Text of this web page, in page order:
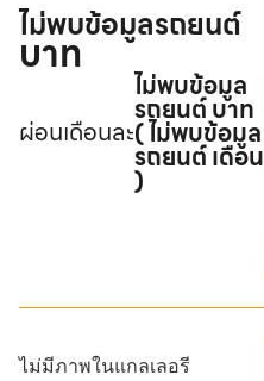
ไม่พบข้อมูลรถยนต์
บาท
ผ่อนเดือนละ
ไม่พบข้อมูล
รถยนต์ บาท
( ไม่พบข้อมูล
รถยนต์ เดือน
)
ไม่มีภาพในแกลเลอรี